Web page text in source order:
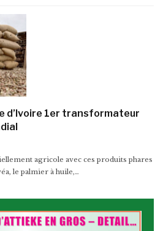
d’Ivoire 1er transformateur
agricole avec ces produits phares
le palmier à huile,…